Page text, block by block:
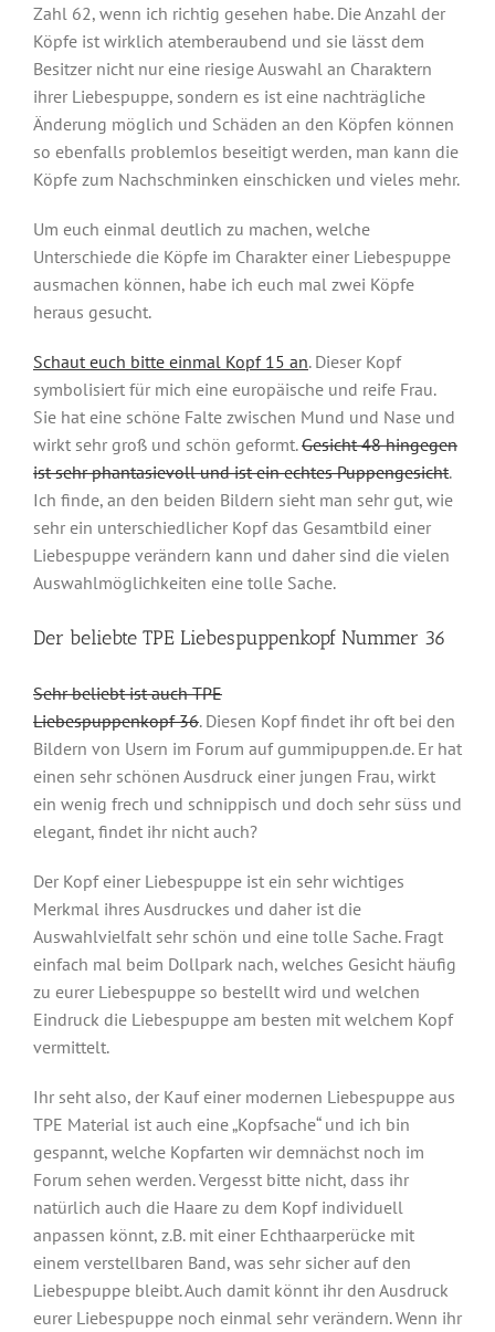
Zahl 62, wenn ich richtig gesehen habe. Die Anzahl der
Köpfe ist wirklich atemberaubend und sie lässt dem
Besitzer nicht nur eine riesige Auswahl an Charaktern
ihrer Liebespuppe, sondern es ist eine nachträgliche
Änderung möglich und Schäden an den Köpfen können
so ebenfalls problemlos beseitigt werden, man kann die
Köpfe zum Nachschminken einschicken und vieles mehr.
Um euch einmal deutlich zu machen, welche
Unterschiede die Köpfe im Charakter einer Liebespuppe
ausmachen können, habe ich euch mal zwei Köpfe
heraus gesucht.
Schaut euch bitte einmal Kopf 15 an. Dieser Kopf
symbolisiert für mich eine europäische und reife Frau.
Sie hat eine schöne Falte zwischen Mund und Nase und
wirkt sehr groß und schön geformt.Gesicht 48 hingegen
ist sehr phantasievoll und ist ein echtes Puppengesicht.
Ich finde, an den beiden Bildern sieht man sehr gut, wie
sehr ein unterschiedlicher Kopf das Gesamtbild einer
Liebespuppe verändern kann und daher sind die vielen
Auswahlmöglichkeiten eine tolle Sache.
Der beliebte TPE Liebespuppenkopf Nummer 36
Sehr beliebt ist auch TPE
Liebespuppenkopf 36. Diesen Kopf findet ihr oft bei den
Bildern von Usern im Forum auf gummipuppen.de. Er hat
einen sehr schönen Ausdruck einer jungen Frau, wirkt
ein wenig frech und schnippisch und doch sehr süss und
elegant, findet ihr nicht auch?
Der Kopf einer Liebespuppe ist ein sehr wichtiges
Merkmal ihres Ausdruckes und daher ist die
Auswahlvielfalt sehr schön und eine tolle Sache. Fragt
einfach mal beim Dollpark nach, welches Gesicht häufig
zu eurer Liebespuppe so bestellt wird und welchen
Eindruck die Liebespuppe am besten mit welchem Kopf
vermittelt.
Ihr seht also, der Kauf einer modernen Liebespuppe aus
TPE Material ist auch eine „Kopfsache“ und ich bin
gespannt, welche Kopfarten wir demnächst noch im
Forum sehen werden. Vergesst bitte nicht, dass ihr
natürlich auch die Haare zu dem Kopf individuell
anpassen könnt, z.B. mit einer Echthaarperücke mit
einem verstellbaren Band, was sehr sicher auf den
Liebespuppe bleibt. Auch damit könnt ihr den Ausdruck
eurer Liebespuppe noch einmal sehr verändern. Wenn ihr